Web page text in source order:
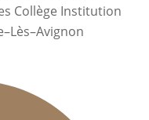
Collège Institution